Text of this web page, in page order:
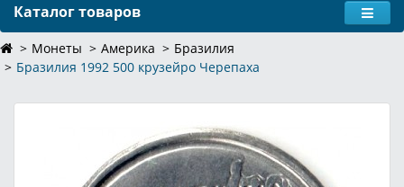
Каталог товаров
Монеты Америка
Бразилия
Бразилия 1992 500 крузейро Черепаха